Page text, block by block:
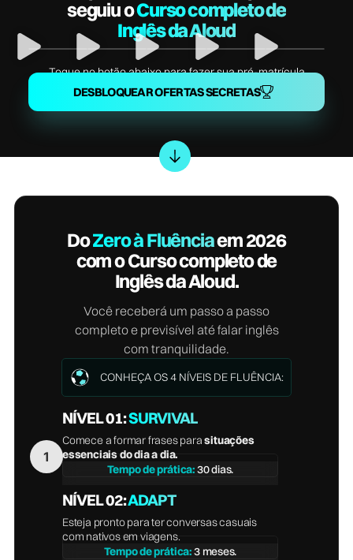
seguiu oCurso completo de
Inglês da Aloud
Toque no botão abaixo para fazer sua pré-matrícula
DESBLOQUEAR OFERTAS SECRETAS
DoZero à Fluênciaem 2026
com o Curso completo de
Inglês da Aloud.
Você receberá um passo a passo
completo e previsível até falar inglês
com tranquilidade.
CONHEÇA OS 4 NÍVEIS DE FLUÊNCIA:
NÍVEL 01:SURVIVAL
Comece a formar frases parasituações
essenciais do dia a dia.
Tempo de prática:30 dias.
NÍVEL 02:ADAPT
Esteja pronto para ter conversas casuais
com nativos em viagens.
Tempo de prática:3 meses.